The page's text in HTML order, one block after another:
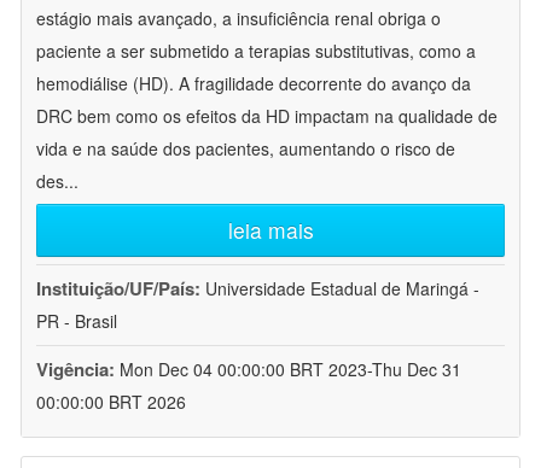
estágio mais avançado, a insuficiência renal obriga o
paciente a ser submetido a terapias substitutivas, como a
hemodiálise (HD). A fragilidade decorrente do avanço da
DRC bem como os efeitos da HD impactam na qualidade de
vida e na saúde dos pacientes, aumentando o risco de
des...
leia mais
Instituição/UF/País: Universidade Estadual de Maringá -
PR - Brasil
Vigência: Mon Dec 04 00:00:00 BRT 2023-Thu Dec 31
00:00:00 BRT 2026